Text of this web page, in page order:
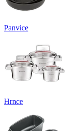
Panvice
Hrnce